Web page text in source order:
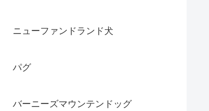
ニューファンドランド犬
パグ
バーニーズマウンテンドッグ